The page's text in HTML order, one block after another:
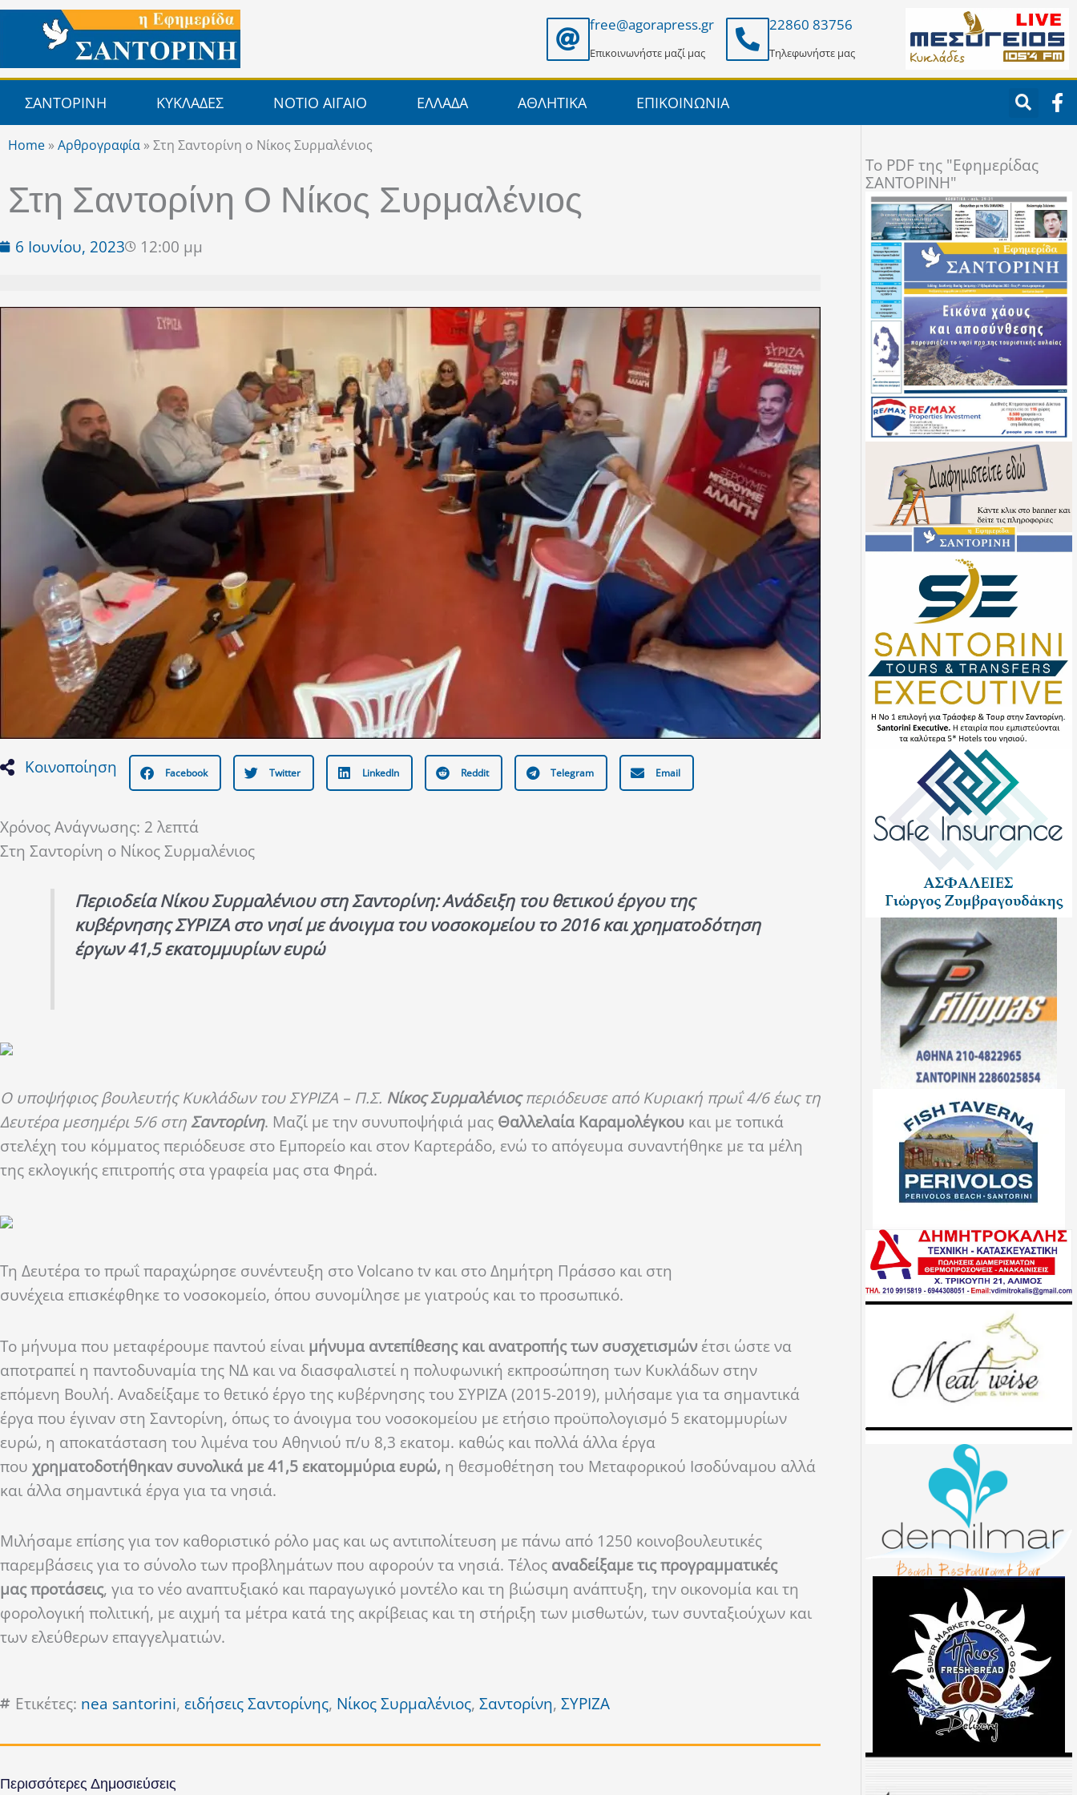
Μετάβαση
περιεχόμενο
free@agorapress.gr
Επικοινωνήστε μαζί μας
22860 83756
Τηλεφωνήστε μας
ΣΑΝΤΟΡΙΝΗ ΚΥΚΛΑΔΕΣ ΝΟΤΙΟ ΑΙΓΑΙΟ ΕΛΛΑΔΑ ΑΘΛΗΤΙΚΑ ΕΠΙΚΟΙΝΩΝΙΑ F
a
c
o
k
-
f
Home »Αρθρογραφία »Στη Σαντορίνη ο Νίκος Συρμαλένιος
Στη Σαντορίνη Ο Νίκος Συρμαλένιος
6 Ιουνίου, 2023 12:00 μμ
Κοινοποίηση Facebook Twitter LinkedIn Reddit Telegram Email
Χρόνος Ανάγνωσης: 2 λεπτά
Στη Σαντορίνη ο Νίκος Συρμαλένιος
Περιοδεία Νίκου Συρμαλένιου στη Σαντορίνη: Ανάδειξη του θετικού έργου της
κυβέρνησης ΣΥΡΙΖΑ στο νησί με άνοιγμα του νοσοκομείου το 2016 και χρηματοδότηση
έργων 41,5 εκατομμυρίων ευρώ
Ο υποψήφιος βουλευτής Κυκλάδων του ΣΥΡΙΖΑ – Π.Σ. Νίκος Συρμαλένιοςπεριόδευσε από Κυριακή πρωΐ 4/6 έως τη
Δευτέρα μεσημέρι 5/6 στηΣαντορίνη. Μαζί με την συνυποψήφιά μας Θαλλελαία Καραμολέγκου και με τοπικά
στελέχη του κόμματος περιόδευσε στο Εμπορείο και στον Καρτεράδο, ενώ το απόγευμα συναντήθηκε με τα μέλη
της εκλογικής επιτροπής στα γραφεία μας στα Φηρά.
Τη Δευτέρα το πρωΐ παραχώρησε συνέντευξη στο Volcano tv και στο Δημήτρη Πράσσο και στη
συνέχεια επισκέφθηκε το νοσοκομείο, όπου συνομίλησε με γιατρούς και το προσωπικό.
Το μήνυμα που μεταφέρουμε παντού είναι μήνυμα αντεπίθεσης και ανατροπής των συσχετισμώνέτσι ώστε να
αποτραπεί η παντοδυναμία της ΝΔ και να διασφαλιστεί η πολυφωνική εκπροσώπηση των Κυκλάδων στην
επόμενη Βουλή. Αναδείξαμε το θετικό έργο της κυβέρνησης του ΣΥΡΙΖΑ (2015-2019), μιλήσαμε για τα σημαντικά
έργα που έγιναν στη Σαντορίνη, όπως το άνοιγμα του νοσοκομείου με ετήσιο προϋπολογισμό 5 εκατομμυρίων
ευρώ, η αποκατάσταση του λιμένα του Αθηνιού π/υ 8,3 εκατομ. καθώς και πολλά άλλα έργα
που χρηματοδοτήθηκαν συνολικά με 41,5 εκατομμύρια ευρώ, η θεσμοθέτηση του Μεταφορικού Ισοδύναμου αλλά
και άλλα σημαντικά έργα για τα νησιά.
Μιλήσαμε επίσης για τον καθοριστικό ρόλο μας και ως αντιπολίτευση με πάνω από 1250 κοινοβουλευτικές
παρεμβάσεις για το σύνολο των προβλημάτων που αφορούν τα νησιά. Τέλος αναδείξαμε τις προγραμματικές
μαςπροτάσεις, για το νέο αναπτυξιακό και παραγωγικό μοντέλο και τη βιώσιμη ανάπτυξη, την οικονομία και τη
φορολογική πολιτική, με αιχμή τα μέτρα κατά της ακρίβειας και τη στήριξη των μισθωτών, των συνταξιούχων και
των ελεύθερων επαγγελματιών.
Ετικέτες: nea santorini, ειδήσεις Σαντορίνης, Νίκος Συρμαλένιος, Σαντορίνη, ΣΥΡΙΖΑ
Περισσότερες Δημοσιεύσεις
To PDF της "Εφημερίδας
ΣΑΝΤΟΡΙΝΗ"